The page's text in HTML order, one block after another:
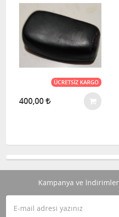
ÜCRETSIZ KARGO
400,00
Kampanya ve